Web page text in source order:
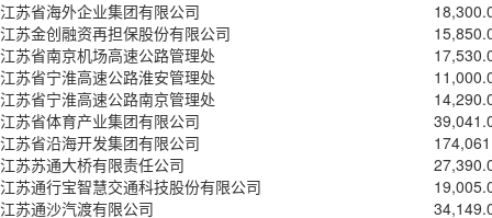
江苏省海外企业集团有限公司
江苏金创融资再担保股份有限公司
江苏省南京机场高速公路管理处
江苏省宁淮高速公路淮安管理处
江苏省宁淮高速公路南京管理处
江苏省体育产业集团有限公司
江苏省沿海开发集团有限公司
江苏苏通大桥有限责任公司
江苏通行宝智慧交通科技股份有限公司
江苏通沙汽渡有限公司